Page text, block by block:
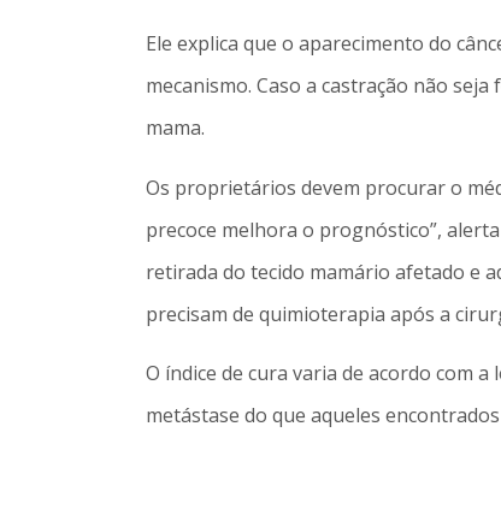
Ele explica que o aparecimento do
mecanismo. Caso a castração não
mama.
Os proprietários devem procurar o
precoce melhora o prognóstico”,
retirada do tecido mamário afetado e
precisam de quimioterapia após a
O índice de cura varia de acordo com
metástase do que aqueles